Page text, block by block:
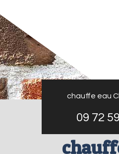
chauffe eau
09 72